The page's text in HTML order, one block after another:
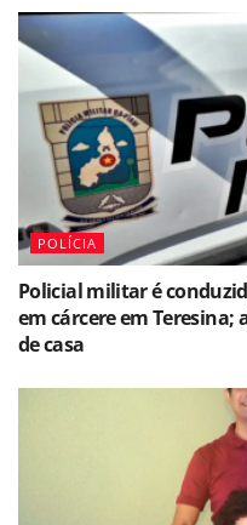
POLÍCIA
Policial militar é
em cárcere em
de casa